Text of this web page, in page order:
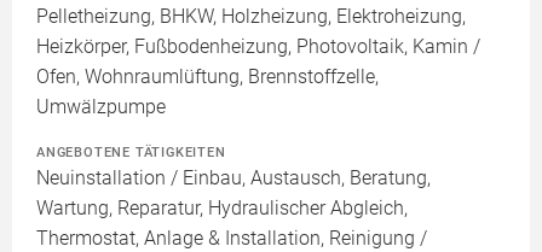
Pelletheizung, BHKW, Holzheizung, Elektroheizung,
Heizkörper, Fußbodenheizung, Photovoltaik, Kamin /
Ofen, Wohnraumlüftung, Brennstoffzelle,
Umwälzpumpe
ANGEBOTENE TÄTIGKEITEN
Neuinstallation / Einbau, Austausch, Beratung,
Wartung, Reparatur, Hydraulischer Abgleich,
Thermostat, Anlage & Installation, Reinigung /